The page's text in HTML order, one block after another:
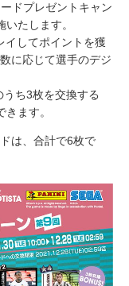
ドプレゼントキャン
たします。
イしてポイントを獲
に応じて選手のデジ
うち3枚を交換する
ます。
は、合計で6枚で